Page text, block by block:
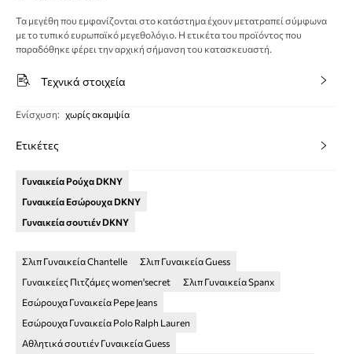
Τα μεγέθη που εμφανίζονται στο κατάστημα έχουν μετατραπεί σύμφωνα
με το τυπικό ευρωπαϊκό μεγεθολόγιο. Η ετικέτα του προϊόντος που
παραδόθηκε φέρει την αρχική σήμανση του κατασκευαστή.
Τεχνικά στοιχεία
Ενίσχυση: χωρίς ακαμψία
Ετικέτες
Γυναικεία Ρούχα DKNY
Γυναικεία Εσώρουχα DKNY
Γυναικεία σουτιέν DKNY
Σλιπ Γυναικεία Chantelle
Σλιπ Γυναικεία Guess
Γυναικείες Πιτζάμες women'secret
Σλιπ Γυναικεία Spanx
Εσώρουχα Γυναικεία Pepe Jeans
Εσώρουχα Γυναικεία Polo Ralph Lauren
Αθλητικά σουτιέν Γυναικεία Guess